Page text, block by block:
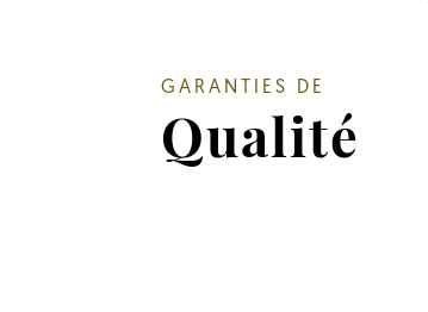
GARANTIES DE
Qualité